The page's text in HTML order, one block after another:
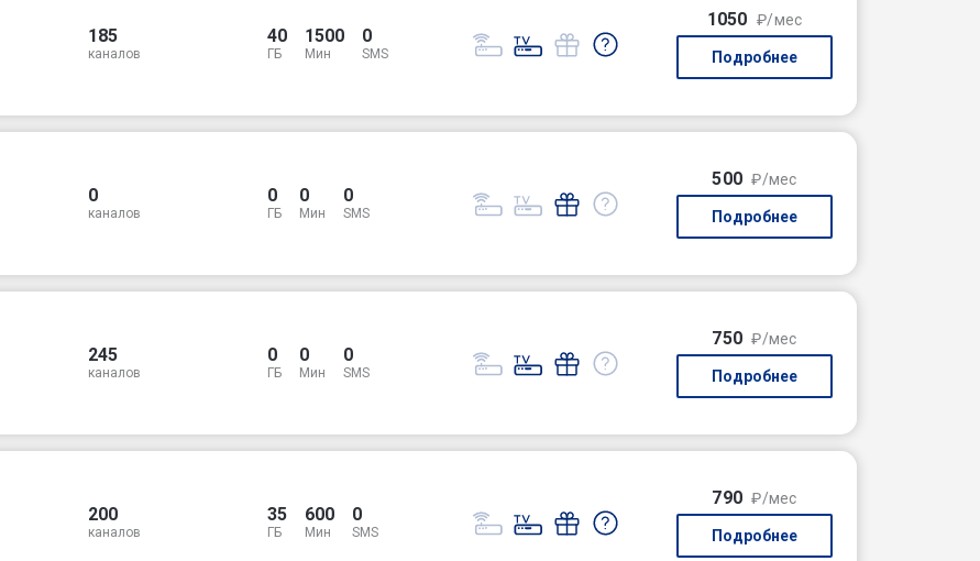
185
каналов
40
ГБ
1500
Мин
0
SMS
1050 ₽/мес
Подробнее
0
каналов
0
ГБ
0
Мин
0
SMS
500 ₽/мес
Подробнее
245
каналов
0
ГБ
0
Мин
0
SMS
750 ₽/мес
Подробнее
200
каналов
35
ГБ
600
Мин
0
SMS
790 ₽/мес
Подробнее